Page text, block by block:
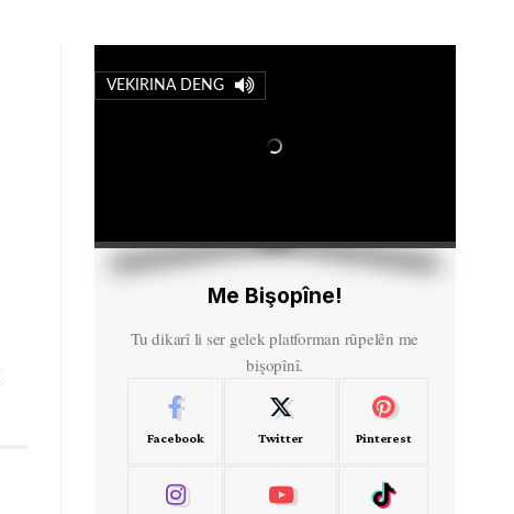
VEKIRINA DENG
Me Bişopîne!
Tu dikarî li ser gelek platforman rûpelên me
bişopînî.
Facebook Twitter Pinterest